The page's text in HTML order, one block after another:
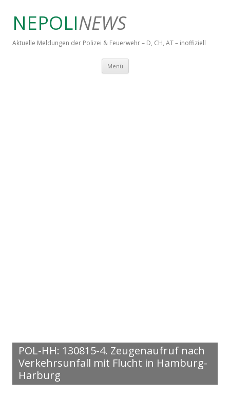
NEPOLINEWS
Aktuelle Meldungen der Polizei & Feuerwehr – D, CH, AT – inoffiziell
Menü Springe zum Inhalt
POL-HH: 130815-4. Zeugenaufruf nach
Verkehrsunfall mit Flucht in Hamburg-
Harburg